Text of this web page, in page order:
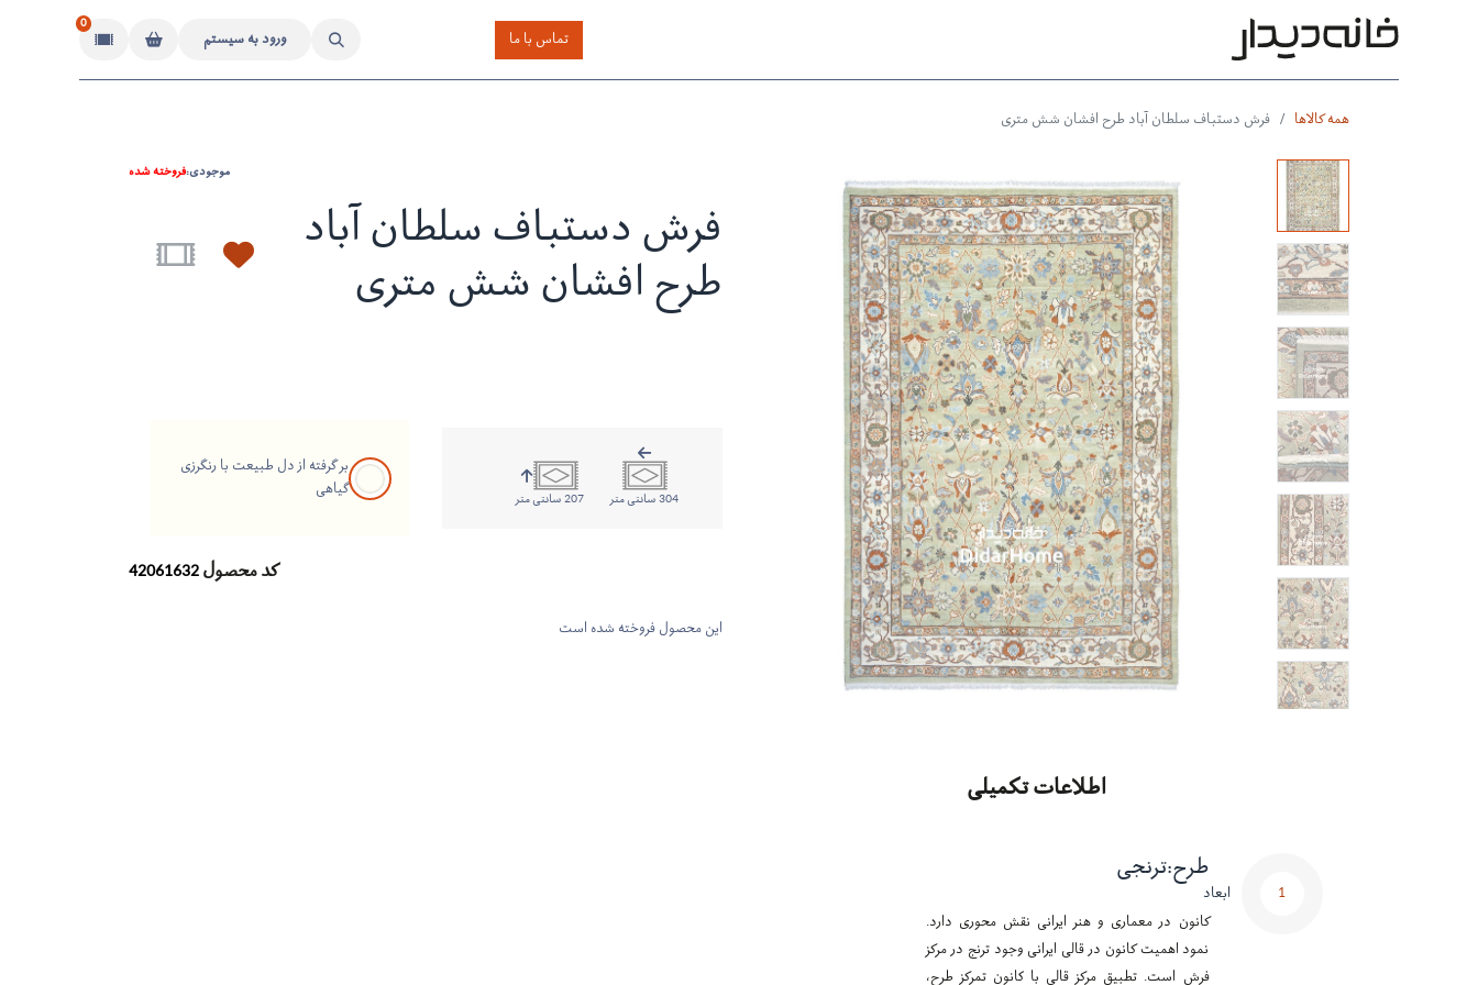
تماس با ما ورود به سیستم
0
همه کالاها فرش دستباف سلطان آباد طرح افشان شش متری
موجودی:فروخته شده
فرش دستباف سلطان آباد
طرح افشان شش متری
304 سانتی متر 207 سانتی متر
بر گرفته از دل طبیعت با رنگرزی
گیاهی
کد محصول42061632
این محصول فروخته شده است
اطلاعات تکمیلی
1 ابعاد
طرح:ترنجی
کانون در معماری و هنر ایرانی نقش محوری دارد.
نمود اهمیت کانون در قالی ایرانی وجود ترنج در مرکز
فرش است. تطبیق مرکز قالی با کانون تمرکز طرح،